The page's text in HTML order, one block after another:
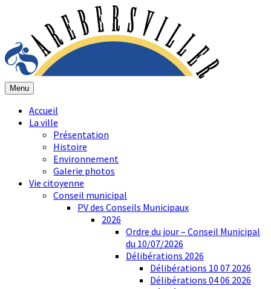
Menu
Accueil
La ville
Présentation
Histoire
Environnement
Galerie photos
Vie citoyenne
Conseil municipal
PV des Conseils Municipaux
2026
Ordre du jour – Conseil Municipal
du 10/07/2026
Délibérations 2026
Délibérations 10 07 2026
Délibérations 04 06 2026